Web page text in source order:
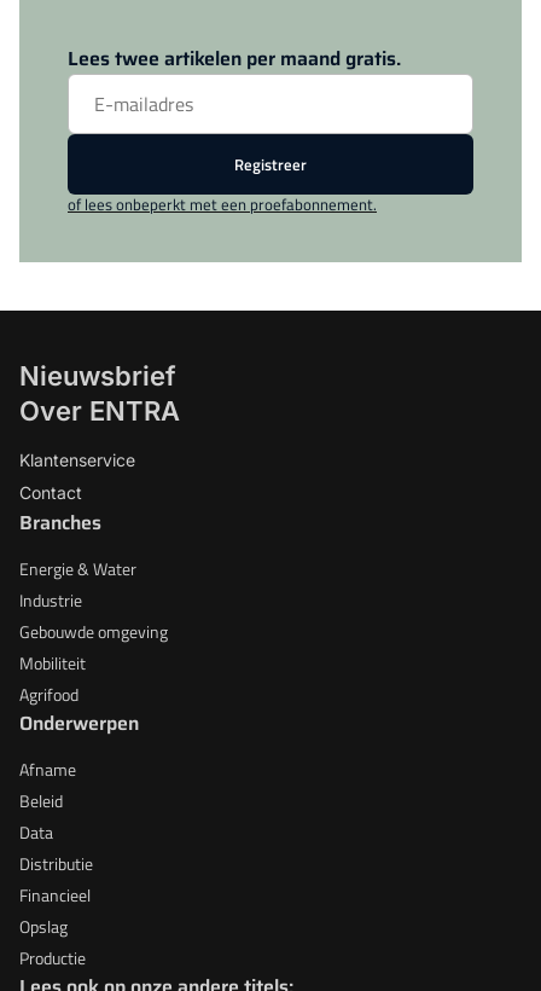
Lees twee artikelen per maand gratis.
Registreer
of lees onbeperkt met een proefabonnement.
Nieuwsbrief
Over ENTRA
Klantenservice
Contact
Branches
Energie & Water
Industrie
Gebouwde omgeving
Mobiliteit
Agrifood
Onderwerpen
Afname
Beleid
Data
Distributie
Financieel
Opslag
Productie